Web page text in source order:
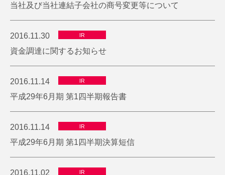
当社及び当社連結子会社の商号変更等について
2016.11.30 IR
資金調達に関するお知らせ
2016.11.14 IR
平成29年6月期 第1四半期報告書
2016.11.14 IR
平成29年6月期 第1四半期決算短信
2016.11.02 IR